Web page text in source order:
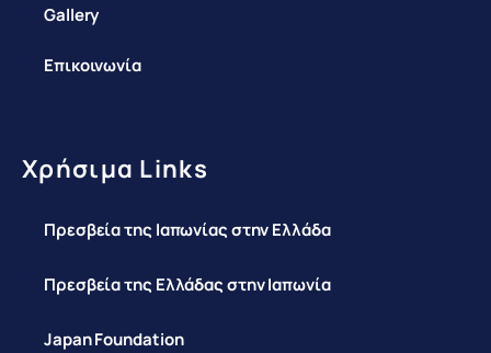
Gallery
Επικοινωνία
Χρήσιμα Links
Πρεσβεία της Ιαπωνίας στην Ελλάδα
Πρεσβεία της Ελλάδας στην Ιαπωνία
Japan Foundation